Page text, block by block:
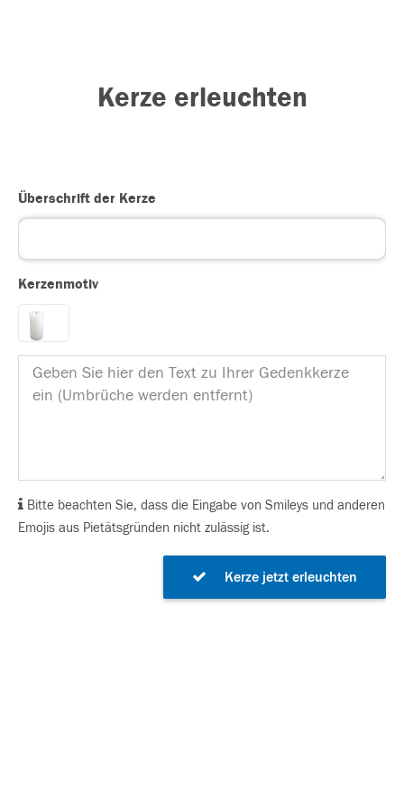
Kerze erleuchten
Überschrift der Kerze
Kerzenmotiv
Bitte beachten Sie, dass die Eingabe von Smileys und anderen
Emojis aus Pietätsgründen nicht zulässig ist.
Kerze jetzt erleuchten